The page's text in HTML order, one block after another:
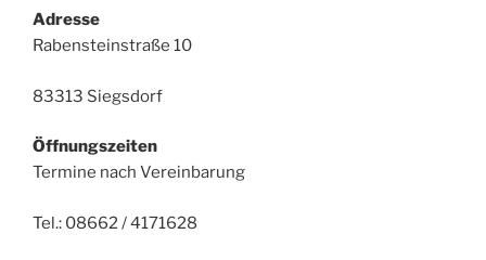
Adresse
Rabensteinstraße 10
83313 Siegsdorf
Öffnungszeiten
Termine nach Vereinbarung
Tel.: 08662 / 4171628